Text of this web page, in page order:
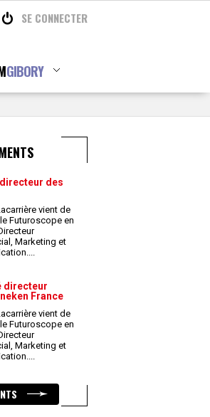
SE CONNECTER
GIBORY
des
vient de
Futuroscope en
Marketing et
...
directeur
France
vient de
Futuroscope en
Marketing et
...